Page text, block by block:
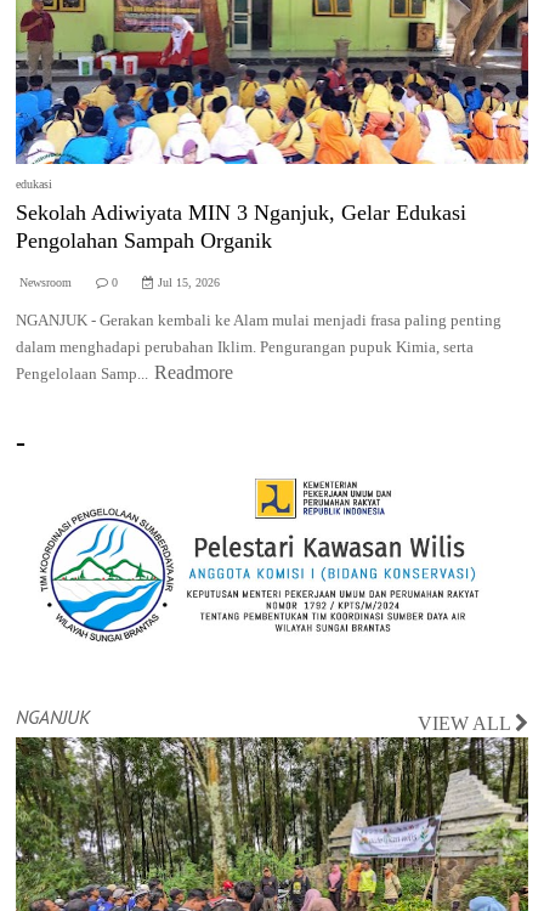
edukasi
Sekolah Adiwiyata MIN 3 Nganjuk, Gelar Edukasi
Pengolahan Sampah Organik
Newsroom 0 Jul 15, 2026
NGANJUK - Gerakan kembali ke Alam mulai menjadi frasa paling penting
dalam menghadapi perubahan Iklim. Pengurangan pupuk Kimia, serta
Pengelolaan Samp... Readmore
-
NGANJUK VIEW ALL